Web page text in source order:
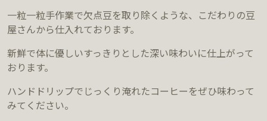
一粒一粒手作業で欠点豆を取り除くような、こだわりの豆
屋さんから仕入れております。
新鮮で体に優しいすっきりとした深い味わいに仕上がって
おります。
ハンドドリップでじっくり淹れたコーヒーをぜひ味わって
みてください。